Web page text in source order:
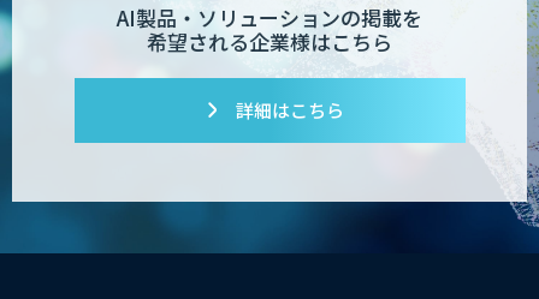
AI開発・伴走支援・内製化支援
AI製品・ソリューションの掲載を
希望される企業様はこちら
詳細はこちら